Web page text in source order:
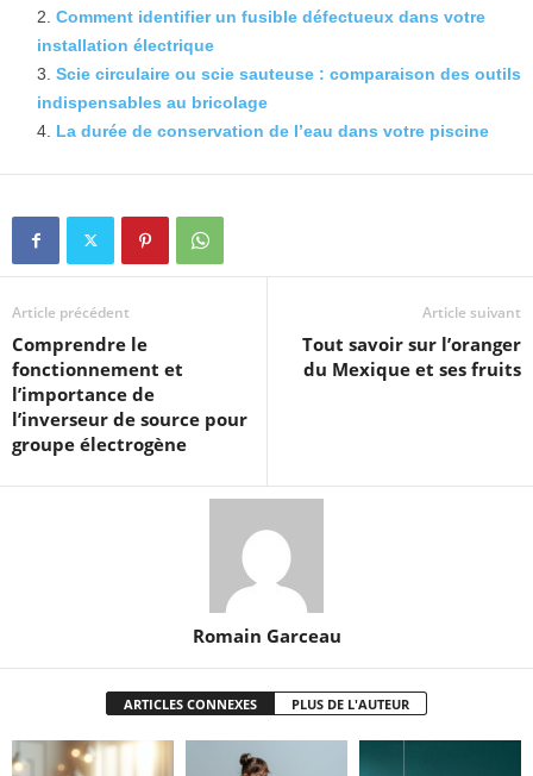
Comment identifier un fusible défectueux dans votre
installation électrique
Scie circulaire ou scie sauteuse : comparaison des outils
indispensables au bricolage
La durée de conservation de l’eau dans votre piscine
Article précédent
Comprendre le
fonctionnement et
l’importance de
l’inverseur de source pour
groupe électrogène
Article suivant
Tout savoir sur l’oranger
du Mexique et ses fruits
Romain Garceau
ARTICLES CONNEXES PLUS DE L'AUTEUR